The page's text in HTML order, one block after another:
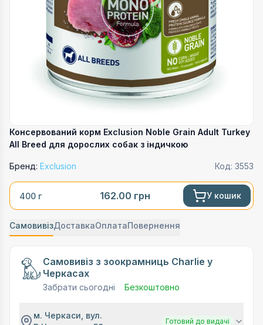
Консервований корм Exclusion Noble Grain Adult Turkey
All Breed для дорослих собак з індичкою
Бренд: Exclusion Код: 3553
400 г 162.00 грн У кошик
СамовивізДоставкаОплатаПовернення
Самовивіз з зоокрамниць Charlie у
Черкасах
Забрати сьогодні Безкоштовно
м. Черкаси, вул.
Готовий до видачі